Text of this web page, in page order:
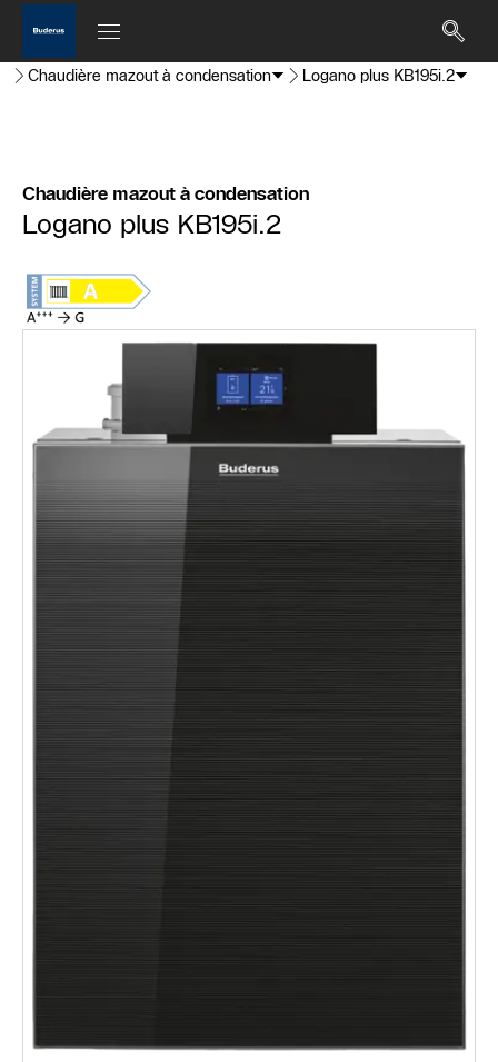
Chaudière mazout à condensation Logano plus KB195i.2
Chaudière mazout à condensation
Logano plus KB195i.2